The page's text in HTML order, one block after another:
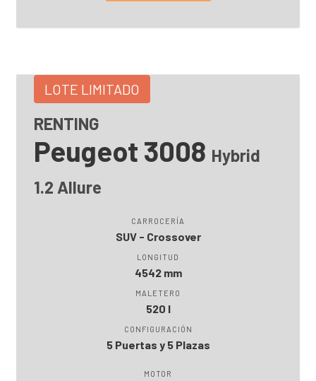
LOTE LIMITADO
RENTING
Peugeot 3008 Hybrid
1.2 Allure
CARROCERÍA
SUV - Crossover
LONGITUD
4542 mm
MALETERO
520 l
CONFIGURACIÓN
5 Puertas y 5 Plazas
MOTOR